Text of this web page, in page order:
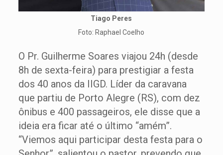
Tiago Peres
Foto: Raphael Coelho
O Pr. Guilherme Soares viajou 24h (desde
8h de sexta-feira) para prestigiar a festa
dos 40 anos da IIGD. Líder da caravana
que partiu de Porto Alegre (RS), com dez
ônibus e 400 passageiros, ele disse que a
ideia era ficar até o último “amém”.
“Viemos aqui participar desta festa para o